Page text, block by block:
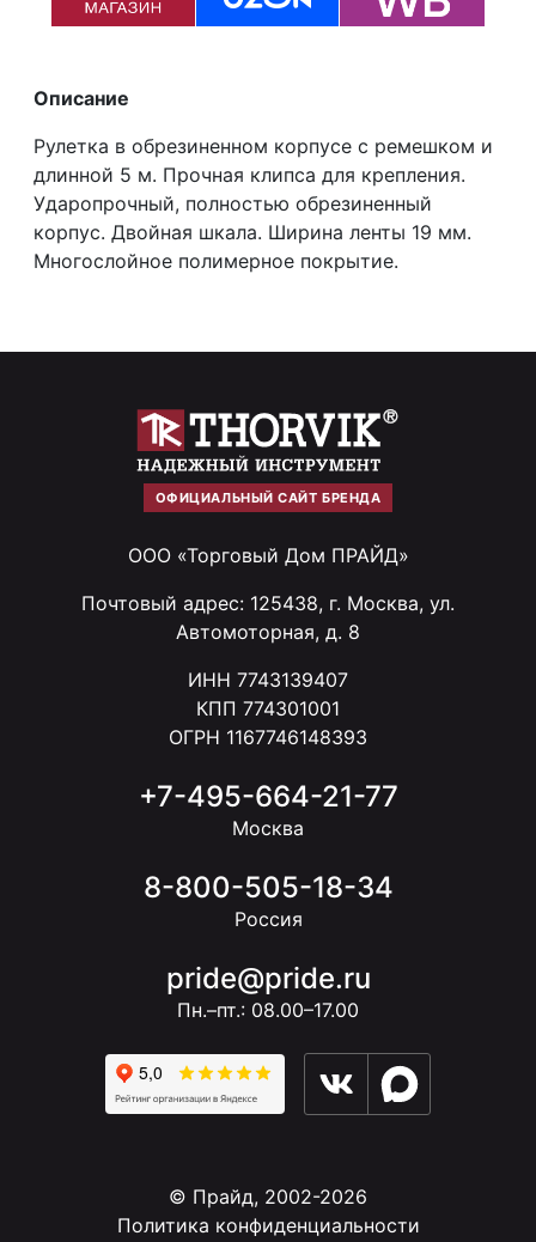
Описание
Рулетка в обрезиненном корпусе с ремешком и
длинной 5 м. Прочная клипса для крепления.
Ударопрочный, полностью обрезиненный
корпус. Двойная шкала. Ширина ленты 19 мм.
Многослойное полимерное покрытие.
ОФИЦИАЛЬНЫЙ САЙТ БРЕНДА
ООО «Торговый Дом ПРАЙД»
Почтовый адрес: 125438, г. Москва, ул.
Автомоторная, д. 8
ИНН 7743139407
КПП 774301001
ОГРН 1167746148393
+7-495-664-21-77
Москва
8-800-505-18-34
Россия
pride@pride.ru
Пн.–пт.: 08.00–17.00
© Прайд, 2002-2026
Политика конфиденциальности